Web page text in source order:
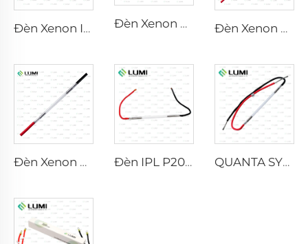
Đèn Xenon IPL P1541 – 9×45×100 mm Đèn Xenon Laser L2741 – 7×100×167 mm Đèn Xenon Laser L2851-5×105×175 mm
Đèn Xenon Laser L2021-7×65×130 mm Đèn IPL P2021-7×65×130 mm QUANTA SYSTEM